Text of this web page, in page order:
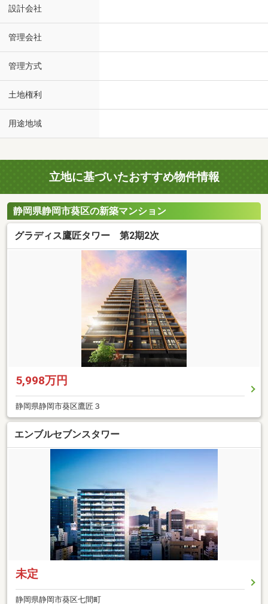
設計会社
管理会社
管理方式
土地権利
用途地域
立地に基づいたおすすめ物件情報
静岡県静岡市葵区の新築マンション
グラディス鷹匠タワー 第2期2次
5,998万円
静岡県静岡市葵区鷹匠３
エンブルセブンスタワー
未定
静岡県静岡市葵区七間町